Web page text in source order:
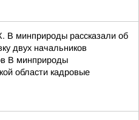
В минприроды рассказали об
двух начальников
В минприроды
области кадровые